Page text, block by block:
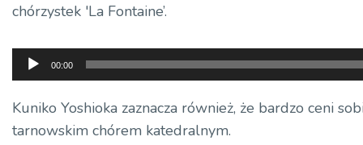
chórzystek 'La Fontaine’.
Odtwarzacz
plików
dźwiękowych
00:00
Kuniko Yoshioka zaznacza również, że bardzo ceni
tarnowskim chórem katedralnym.